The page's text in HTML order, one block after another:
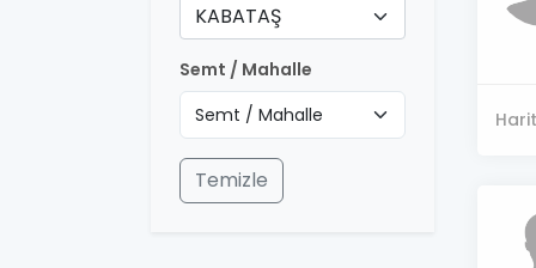
KABATAŞ
Semt / Mahalle
Temizle